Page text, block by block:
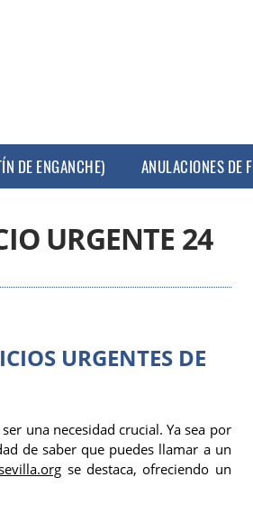
DE ENGANCHE) ANULACIONES DE
URGENTE 24
URGENTES DE
una necesidad crucial. Ya sea por
de saber que puedes llamar a un
se destaca, ofreciendo un